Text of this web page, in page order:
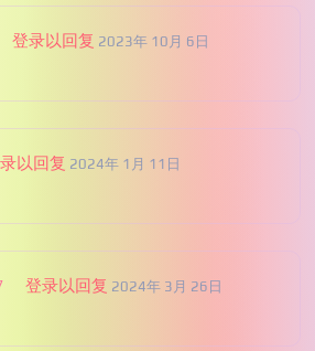
登录以回复 2023年 10月 6日
以回复 2024年 1月 11日
登录以回复 2024年 3月 26日